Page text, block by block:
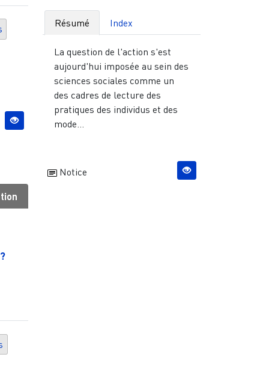
Résumé Index
La question de l'action s'est
aujourd'hui imposée au sein des
sciences sociales comme un
des cadres de lecture des
pratiques des individus et des
mode...
Notice